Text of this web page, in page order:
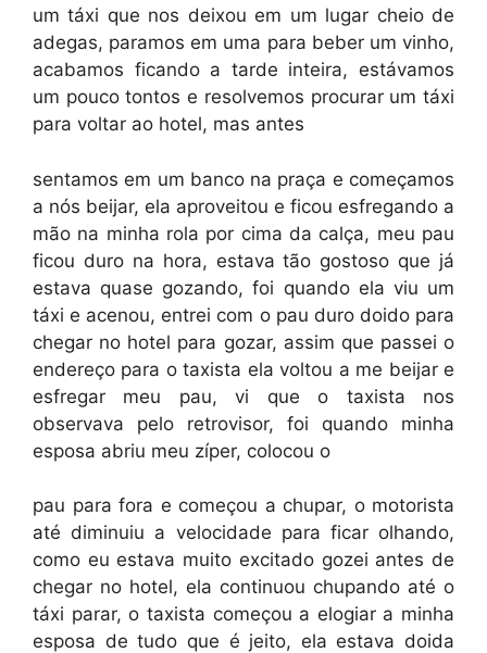
um táxi que nos deixou em um lugar cheio de
adegas, paramos em uma para beber um vinho,
acabamos ficando a tarde inteira, estávamos
um pouco tontos e resolvemos procurar um táxi
para voltar ao hotel, mas antes
sentamos em um banco na praça e começamos
a nós beijar, ela aproveitou e ficou esfregando a
mão na minha rola por cima da calça, meu pau
ficou duro na hora, estava tão gostoso que já
estava quase gozando, foi quando ela viu um
táxi e acenou, entrei com o pau duro doido para
chegar no hotel para gozar, assim que passei o
endereço para o taxista ela voltou a me beijar e
esfregar meu pau, vi que o taxista nos
observava pelo retrovisor, foi quando minha
esposa abriu meu zíper, colocou o
pau para fora e começou a chupar, o motorista
até diminuiu a velocidade para ficar olhando,
como eu estava muito excitado gozei antes de
chegar no hotel, ela continuou chupando até o
táxi parar, o taxista começou a elogiar a minha
esposa de tudo que é jeito, ela estava doida